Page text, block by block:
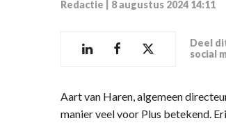
Redactie 8 augustus 2024 14:11
Deel
social
Aart van Haren, algemeen
manier veel voor Plus betekend.